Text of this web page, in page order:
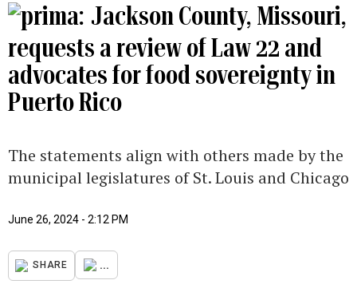
Jackson County, Missouri,
requests a review of Law 22 and
advocates for food sovereignty in
Puerto Rico
The statements align with others made by the
municipal legislatures of St. Louis and Chicago
June 26, 2024 - 2:12 PM
SHARE ...